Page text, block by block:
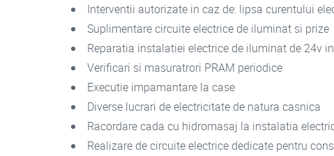
Interventii autorizate in caz de: lipsa curentului
Suplimentare circuite electrice de iluminat si prize
Reparatia instalatiei electrice de iluminat de 24v
Verificari si masuratrori PRAM periodice
Executie impamantare la case
Diverse lucrari de electricitate de natura casnica
Racordare cada cu hidromasaj la instalatia
Realizare de circuite electrice dedicate pentru